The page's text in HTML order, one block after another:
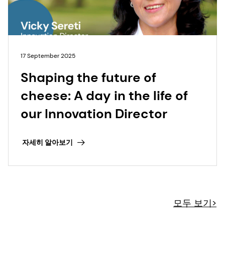
17 September 2025
Shaping the future of
cheese: A day in the life of
our Innovation Director
자세히 알아보기
모두 보기>